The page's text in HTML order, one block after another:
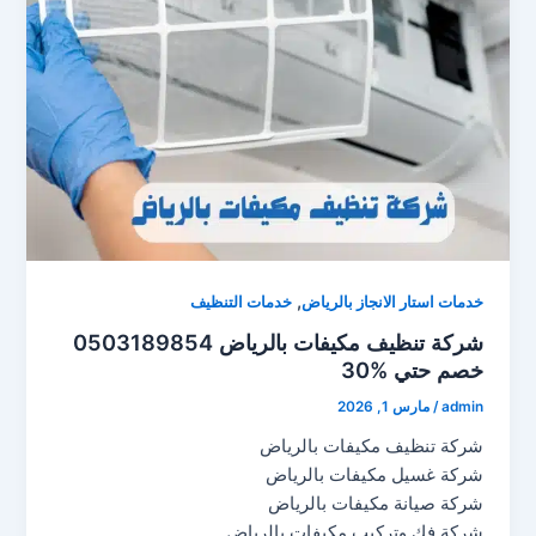
خدمات استار الانجاز بالرياض,خدمات التنظيف
شركة تنظيف مكيفات بالرياض 0503189854
خصم حتي %30
admin
/مارس 1, 2026
شركة تنظيف مكيفات بالرياض
شركة غسيل مكيفات بالرياض
شركة صيانة مكيفات بالرياض